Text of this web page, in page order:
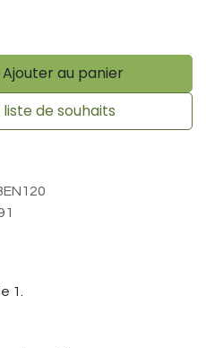
Ajouter au panier
de souhaits
1.